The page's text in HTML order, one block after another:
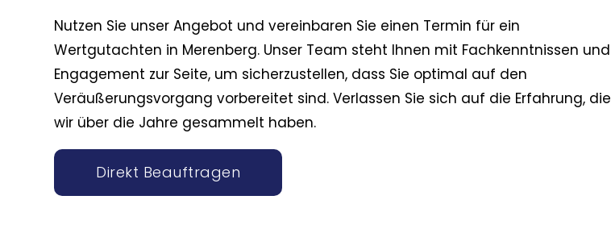
Nutzen Sie unser Angebot und vereinbaren Sie einen Termin für ein
Wertgutachten in Merenberg. Unser Team steht Ihnen mit Fachkenntnissen und
Engagement zur Seite, um sicherzustellen, dass Sie optimal auf den
Veräußerungsvorgang vorbereitet sind. Verlassen Sie sich auf die Erfahrung, die
wir über die Jahre gesammelt haben.
Direkt Beauftragen